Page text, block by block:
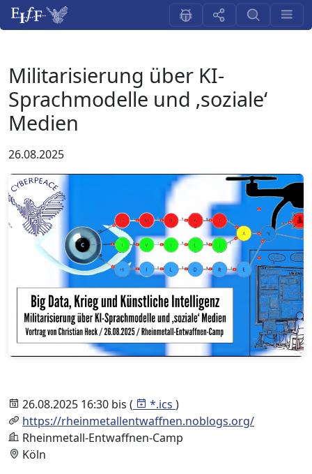
Militarisierung über KI-
Sprachmodelle und ‚soziale‘
Medien
26.08.2025
26.08.2025 16:30 bis ( *.ics )
https://rheinmetallentwaffnen.noblogs.org/
Rheinmetall-Entwaffnen-Camp
Köln